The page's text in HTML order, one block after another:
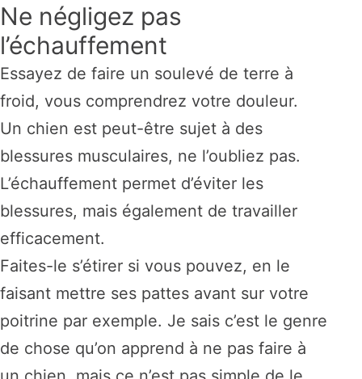
Ne négligez pas
l’échauffement
Essayez de faire un soulevé de terre à
froid, vous comprendrez votre douleur.
Un chien est peut-être sujet à des
blessures musculaires, ne l’oubliez pas.
L’échauffement permet d’éviter les
blessures, mais également de travailler
efficacement.
Faites-le s’étirer si vous pouvez, en le
faisant mettre ses pattes avant sur votre
poitrine par exemple. Je sais c’est le genre
de chose qu’on apprend à ne pas faire à